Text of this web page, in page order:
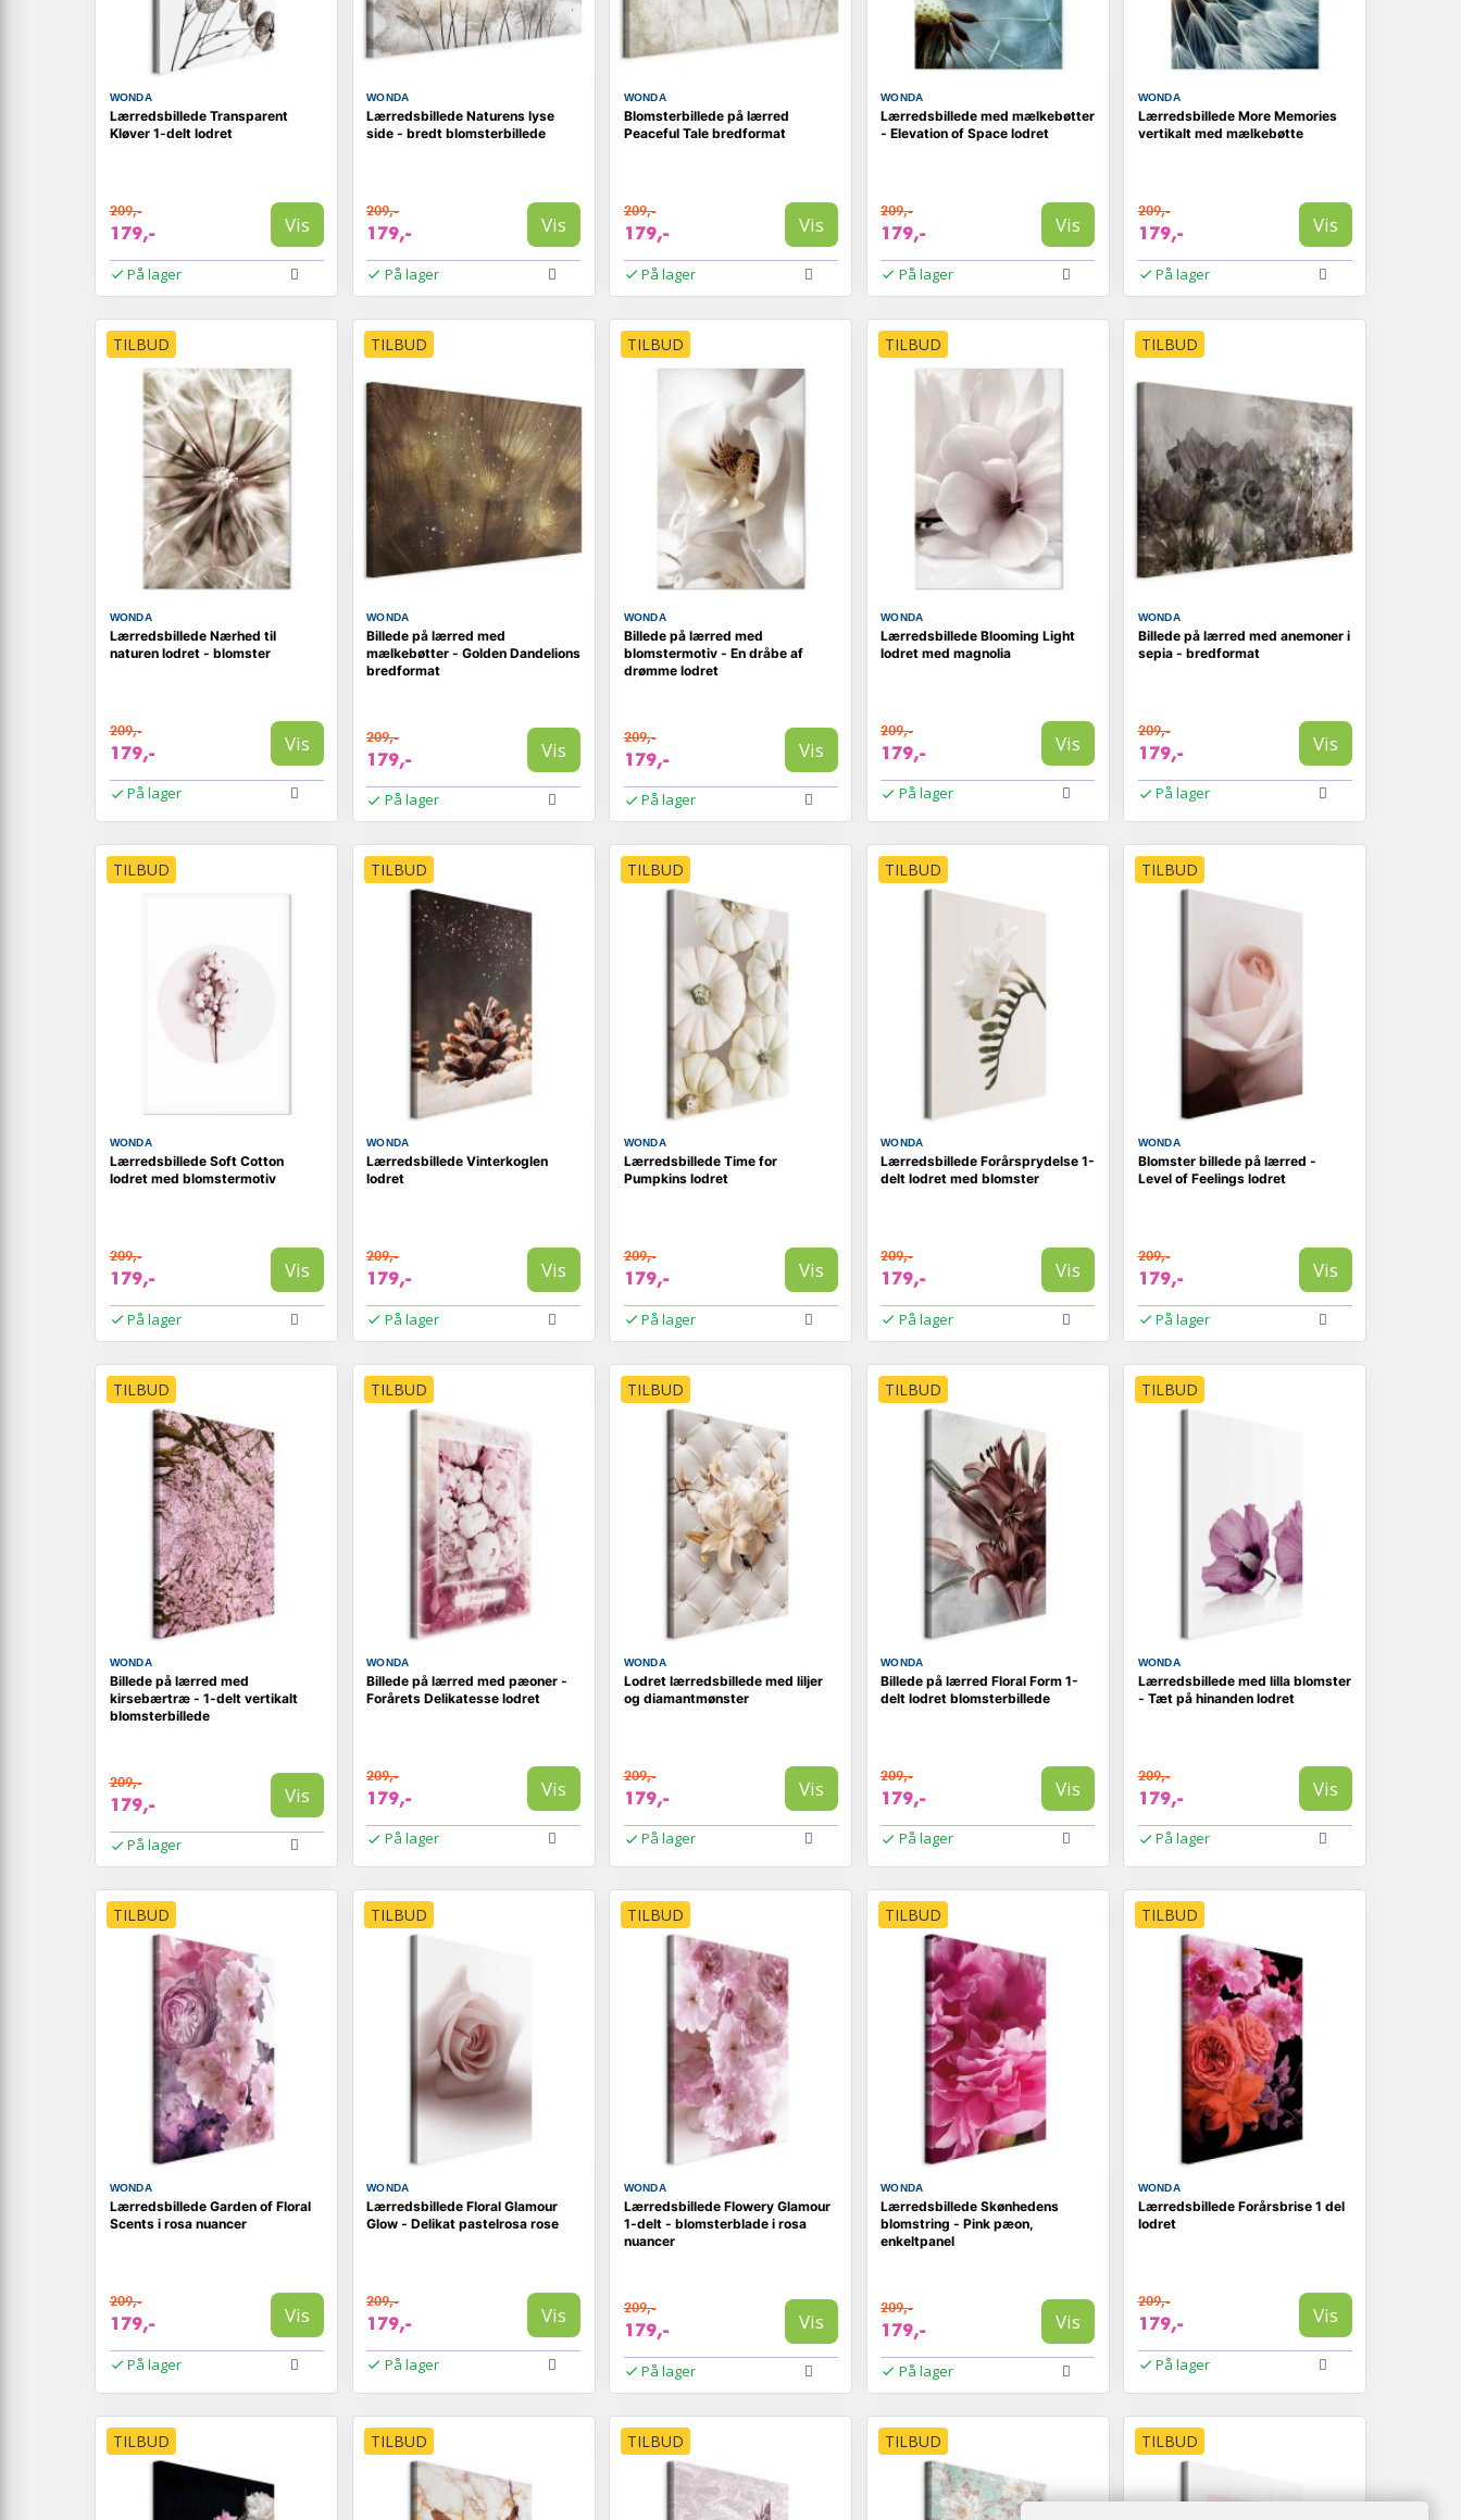
WONDA
Lærredsbillede Transparent
Kløver 1-delt lodret
209,-
179,- Vis
På lager
WONDA
Lærredsbillede Naturens lyse
side - bredt blomsterbillede
209,-
179,- Vis
På lager
WONDA
Blomsterbillede på lærred
Peaceful Tale bredformat
209,-
179,- Vis
På lager
WONDA
Lærredsbillede med mælkebøtter
- Elevation of Space lodret
209,-
179,- Vis
På lager
WONDA
Lærredsbillede More Memories
vertikalt med mælkebøtte
209,-
179,- Vis
På lager
TILBUD
WONDA
Lærredsbillede Nærhed til
naturen lodret - blomster
209,-
179,- Vis
På lager
TILBUD
WONDA
Billede på lærred med
mælkebøtter - Golden Dandelions
bredformat
209,-
179,- Vis
På lager
TILBUD
WONDA
Billede på lærred med
blomstermotiv - En dråbe af
drømme lodret
209,-
179,- Vis
På lager
TILBUD
WONDA
Lærredsbillede Blooming Light
lodret med magnolia
209,-
179,- Vis
På lager
TILBUD
WONDA
Billede på lærred med anemoner i
sepia - bredformat
209,-
179,- Vis
På lager
TILBUD
WONDA
Lærredsbillede Soft Cotton
lodret med blomstermotiv
209,-
179,- Vis
På lager
TILBUD
WONDA
Lærredsbillede Vinterkoglen
lodret
209,-
179,- Vis
På lager
TILBUD
WONDA
Lærredsbillede Time for
Pumpkins lodret
209,-
179,- Vis
På lager
TILBUD
WONDA
Lærredsbillede Forårsprydelse 1-
delt lodret med blomster
209,-
179,- Vis
På lager
TILBUD
WONDA
Blomster billede på lærred -
Level of Feelings lodret
209,-
179,- Vis
På lager
TILBUD
WONDA
Billede på lærred med
kirsebærtræ - 1-delt vertikalt
blomsterbillede
209,-
179,- Vis
På lager
TILBUD
WONDA
Billede på lærred med pæoner -
Forårets Delikatesse lodret
209,-
179,- Vis
På lager
TILBUD
WONDA
Lodret lærredsbillede med liljer
og diamantmønster
209,-
179,- Vis
På lager
TILBUD
WONDA
Billede på lærred Floral Form 1-
delt lodret blomsterbillede
209,-
179,- Vis
På lager
TILBUD
WONDA
Lærredsbillede med lilla blomster
- Tæt på hinanden lodret
209,-
179,- Vis
På lager
TILBUD
WONDA
Lærredsbillede Garden of Floral
Scents i rosa nuancer
209,-
179,- Vis
På lager
TILBUD
WONDA
Lærredsbillede Floral Glamour
Glow - Delikat pastelrosa rose
209,-
179,- Vis
På lager
TILBUD
WONDA
Lærredsbillede Flowery Glamour
1-delt - blomsterblade i rosa
nuancer
209,-
179,- Vis
På lager
TILBUD
WONDA
Lærredsbillede Skønhedens
blomstring - Pink pæon,
enkeltpanel
209,-
179,- Vis
På lager
TILBUD
WONDA
Lærredsbillede Forårsbrise 1 del
lodret
209,-
179,- Vis
På lager
TILBUD TILBUD TILBUD TILBUD TILBUD